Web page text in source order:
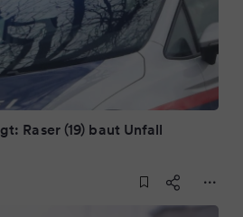
Raser (19) baut Unfall